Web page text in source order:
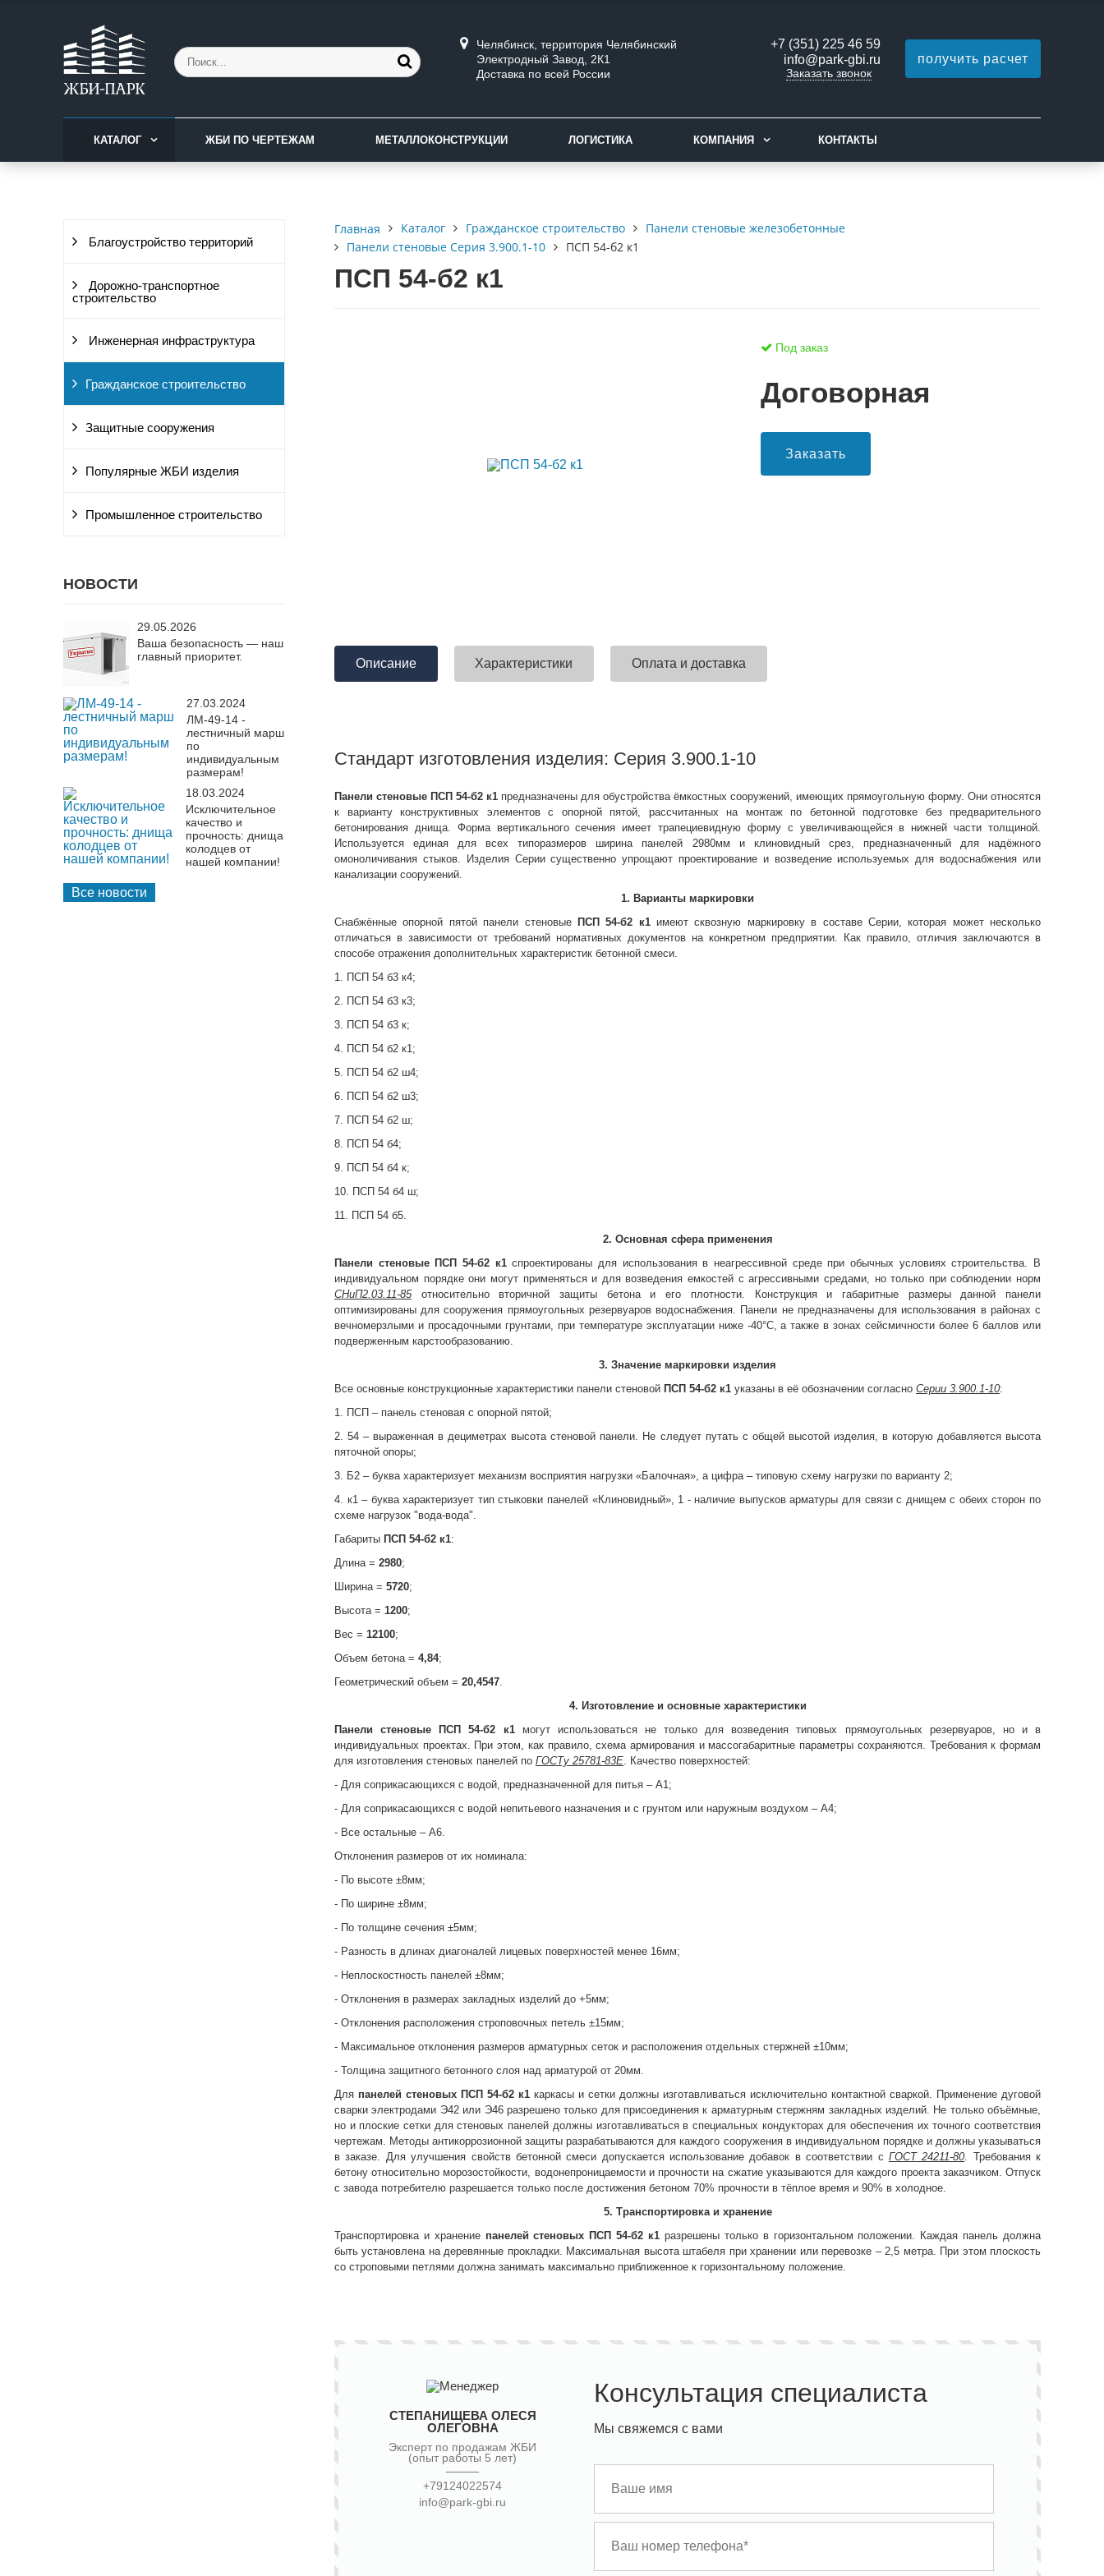
Челябинск, территория Челябинский
Электродный Завод, 2К1
Доставка по всей России
+7 (351) 225 46 59
info@park-gbi.ru
Заказать звонок
получить расчет
КАТАЛОГ ЖБИ ПО ЧЕРТЕЖАМ МЕТАЛЛОКОНСТРУКЦИИ ЛОГИСТИКА КОМПАНИЯ КОНТАКТЫ
Благоустройство территорий
Дорожно-транспортное
строительство
Инженерная инфраструктура
Гражданское строительство
Защитные сооружения
Популярные ЖБИ изделия
Промышленное строительство
НОВОСТИ
29.05.2026
Ваша безопасность — наш
главный приоритет.
27.03.2024
ЛМ-49-14 -
лестничный марш
по
индивидуальным
размерам!
18.03.2024
Исключительное
качество и
прочность: днища
колодцев от
нашей компании!
Все новости
Главная Каталог Гражданское строительство
Панели стеновые железобетонные
Панели стеновые Серия 3.900.1-10
ПСП 54-б2 к1
ПСП 54-б2 к1
Под заказ
Договорная
Заказать
Описание Характеристики Оплата и доставка
Стандарт изготовления изделия: Серия 3.900.1-10
Панели стеновые ПСП 54-б2 к1 предназначены для обустройства ёмкостных сооружений, имеющих прямоугольную форму. Они относятся
к варианту конструктивных элементов с опорной пятой, рассчитанных на монтаж по бетонной подготовке без предварительного
бетонирования днища. Форма вертикального сечения имеет трапециевидную форму с увеличивающейся в нижней части толщиной.
Используется единая для всех типоразмеров ширина панелей 2980мм и клиновидный срез, предназначенный для надёжного
омоноличивания стыков. Изделия Серии существенно упрощают проектирование и возведение используемых для водоснабжения или
канализации сооружений.
1. Варианты маркировки
Снабжённые опорной пятой панели стеновые ПСП 54-б2 к1имеют сквозную маркировку в составе Серии, которая может несколько
отличаться в зависимости от требований нормативных документов на конкретном предприятии. Как правило, отличия заключаются в
способе отражения дополнительных характеристик бетонной смеси.
1. ПСП 54 б3 к4;
2. ПСП 54 б3 к3;
3. ПСП 54 б3 к;
4. ПСП 54 б2 к1;
5. ПСП 54 б2 ш4;
6. ПСП 54 б2 ш3;
7. ПСП 54 б2 ш;
8. ПСП 54 б4;
9. ПСП 54 б4 к;
10. ПСП 54 б4 ш;
11. ПСП 54 б5.
2. Основная сфера применения
Панели стеновые ПСП 54-б2 к1спроектированы для использования в неагрессивной среде при обычных условиях строительства. В
индивидуальном порядке они могут применяться и для возведения емкостей с агрессивными средами, но только при соблюдении норм
СНиП2.03.11-85относительно вторичной защиты бетона и его плотности. Конструкция и габаритные размеры данной панели
оптимизированы для сооружения прямоугольных резервуаров водоснабжения. Панели не предназначены для использования в районах с
вечномерзлыми и просадочными грунтами, при температуре эксплуатации ниже -40°С, а также в зонах сейсмичности более 6 баллов или
подверженным карстообразованию.
3. Значение маркировки изделия
Все основные конструкционные характеристики панели стеновой ПСП 54-б2 к1 указаны в её обозначении согласно Серии 3.900.1-10:
1. ПСП – панель стеновая с опорной пятой;
2. 54 – выраженная в дециметрах высота стеновой панели. Не следует путать с общей высотой изделия, в которую добавляется высота
пяточной опоры;
3. Б2 – буква характеризует механизм восприятия нагрузки «Балочная», а цифра – типовую схему нагрузки по варианту 2;
4. к1 – буква характеризует тип стыковки панелей «Клиновидный», 1 - наличие выпусков арматуры для связи с днищем с обеих сторон по
схеме нагрузок "вода-вода".
Габариты ПСП 54-б2 к1:
Длина = 2980;
Ширина = 5720;
Высота = 1200;
Вес = 12100;
Объем бетона = 4,84;
Геометрический объем = 20,4547.
4. Изготовление и основные характеристики
Панели стеновые
ПСП 54-б2 к1могут использоваться не только для возведения типовых прямоугольных резервуаров, но и в
индивидуальных проектах. При этом, как правило, схема армирования и массогабаритные параметры сохраняются. Требования к формам
для изготовления стеновых панелей по ГОСТу 25781-83Е. Качество поверхностей:
- Для соприкасающихся с водой, предназначенной для питья – А1;
- Для соприкасающихся с водой непитьевого назначения и с грунтом или наружным воздухом – А4;
- Все остальные – А6.
Отклонения размеров от их номинала:
- По высоте ±8мм;
- По ширине ±8мм;
- По толщине сечения ±5мм;
- Разность в длинах диагоналей лицевых поверхностей менее 16мм;
- Неплоскостность панелей ±8мм;
- Отклонения в размерах закладных изделий до +5мм;
- Отклонения расположения строповочных петель ±15мм;
- Максимальное отклонения размеров арматурных сеток и расположения отдельных стержней ±10мм;
- Толщина защитного бетонного слоя над арматурой от 20мм.
Для панелей стеновых ПСП 54-б2 к1 каркасы и сетки должны изготавливаться исключительно контактной сваркой. Применение дуговой
сварки электродами Э42 или Э46 разрешено только для присоединения к арматурным стержням закладных изделий. Не только объёмные,
но и плоские сетки для стеновых панелей должны изготавливаться в специальных кондукторах для обеспечения их точного соответствия
чертежам. Методы антикоррозионной защиты разрабатываются для каждого сооружения в индивидуальном порядке и должны указываться
в заказе. Для улучшения свойств бетонной смеси допускается использование добавок в соответствии с ГОСТ 24211-80. Требования к
бетону относительно морозостойкости, водонепроницаемости и прочности на сжатие указываются для каждого проекта заказчиком. Отпуск
с завода потребителю разрешается только после достижения бетоном 70% прочности в тёплое время и 90% в холодное.
5. Транспортировка и хранение
Транспортировка и хранение панелей стеновых ПСП 54-б2 к1 разрешены только в горизонтальном положении. Каждая панель должна
быть установлена на деревянные прокладки. Максимальная высота штабеля при хранении или перевозке – 2,5 метра. При этом плоскость
со строповыми петлями должна занимать максимально приближенное к горизонтальному положение.
СТЕПАНИЩЕВА ОЛЕСЯ
ОЛЕГОВНА
Эксперт по продажам ЖБИ
(опыт работы 5 лет)
+79124022574
info@park-gbi.ru
Консультация специалиста
Мы свяжемся с вами